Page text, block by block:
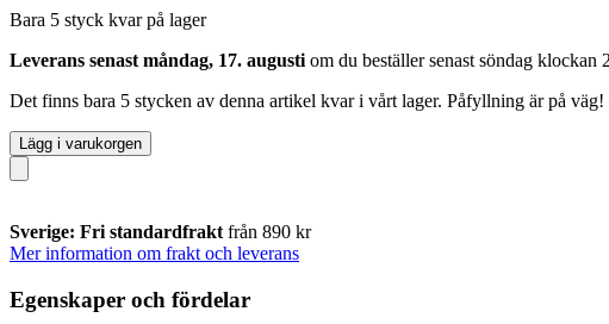
Bara 5 styck kvar på lager
Leverans senast måndag, 17. augusti om du beställer senast söndag klockan
Det finns bara 5 stycken av denna artikel kvar i vårt lager. Påfyllning är på
Lägg i varukorgen
Sverige: Fri standardfrakt från 890 kr
Mer information om frakt och leverans
Egenskaper och fördelar